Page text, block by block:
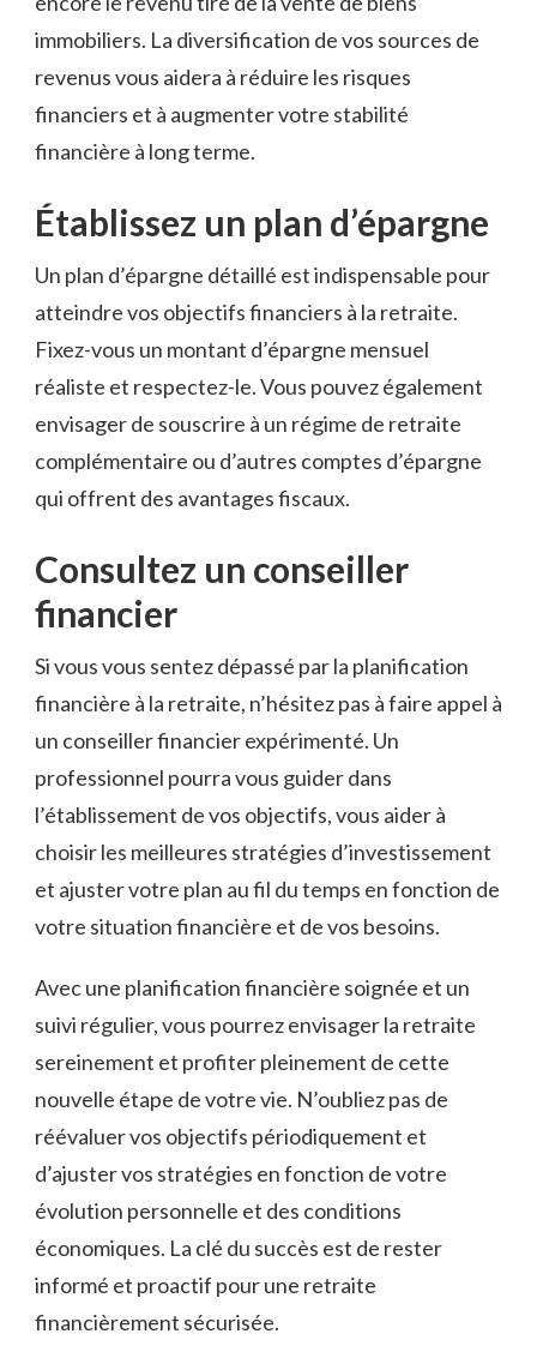
immobiliers. La ‍diversification ‍de ​vos‍ sources de
revenus vous⁢ aidera à ​réduire ⁣les risques
financiers et à‌ augmenter votre stabilité
financière à long terme.
Établissez un plan d’épargne
Un plan‍ d’épargne‍ détaillé est indispensable ⁣pour
atteindre vos objectifs financiers ‍à la retraite.
Fixez-vous un montant d’épargne⁤ mensuel
réaliste et respectez-le. Vous pouvez ​également⁣
envisager ‍de souscrire à ⁤un régime‌ de retraite
complémentaire ou d’autres comptes ‍d’épargne
qui offrent des avantages fiscaux.
Consultez un conseiller
financier
Si⁢ vous vous sentez dépassé ⁤par la‍ planification ​
financière ​à la retraite, n’hésitez⁤ pas à faire appel ​à
‌un conseiller financier⁢ expérimenté. Un
professionnel​ pourra vous guider ‌dans
l’établissement de vos ⁢objectifs, vous aider à
choisir les⁤ meilleures ‌stratégies ⁤d’investissement
et ajuster votre plan⁤ au fil​ du temps⁣ en fonction de
votre situation financière et ⁢de vos besoins.
Avec une planification financière soignée et ​un
suivi régulier,‍ vous‍ pourrez envisager la ⁢retraite
sereinement​ et profiter ‍pleinement de cette‌
nouvelle étape de votre​ vie. ⁤N’oubliez pas ‍de
réévaluer vos⁤ objectifs périodiquement et
d’ajuster vos stratégies en​ fonction‍ de votre
évolution personnelle et des conditions
économiques. ‍La⁣ clé du succès est de rester
informé⁣ et proactif ⁢pour une retraite
financièrement sécurisée.‌